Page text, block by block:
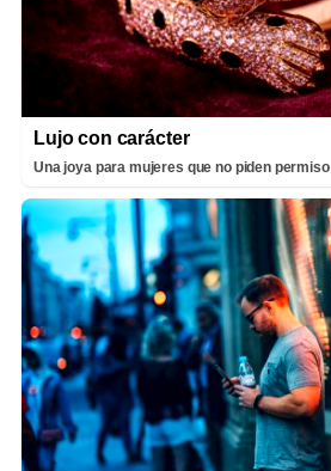
Lujo con carácter
Una joya para mujeres que no piden permiso